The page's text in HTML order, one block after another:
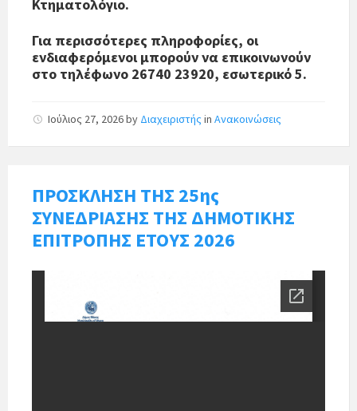
Κτηματολόγιο.
Για περισσότερες πληροφορίες, οι
ενδιαφερόμενοι μπορούν να επικοινωνούν
στο τηλέφωνο 26740 23920, εσωτερικό 5.
Ιούλιος 27, 2026by Διαχειριστής in Ανακοινώσεις
ΠΡΟΣΚΛΗΣΗ ΤΗΣ 25ης
ΣΥΝΕΔΡΙΑΣΗΣ ΤΗΣ ΔΗΜΟΤΙΚΗΣ
ΕΠΙΤΡΟΠΗΣ ΕΤΟΥΣ 2026